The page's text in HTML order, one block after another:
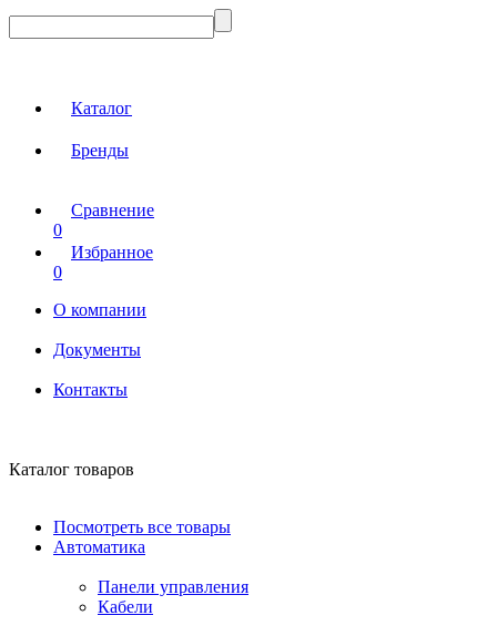
Каталог
Бренды
Сравнение
0
Избранное
0
О компании
Документы
Контакты
Каталог товаров
Посмотреть все товары
Автоматика
Панели управления
Кабели